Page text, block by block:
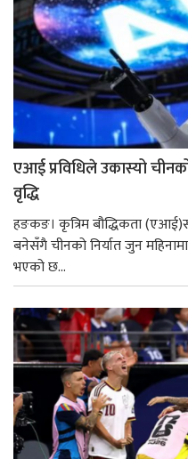
एआई प्रविधिले उकास्यो
वृद्धि
हङकङ। कृत्रिम बौद्धिकता
बनेसँगै चीनको निर्यात जुन
भएको छ...